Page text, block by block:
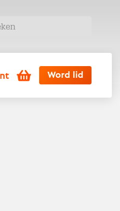
Winkelwagen
Word lid